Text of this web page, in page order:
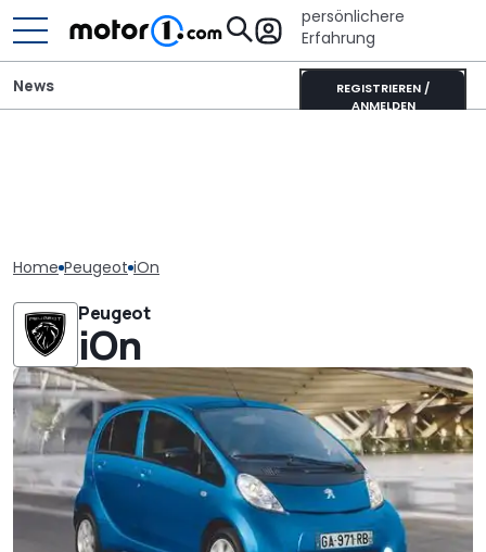
persönlichere
Erfahrung
REGISTRIEREN /
ANMELDEN
News
Home Peugeot iOn
Peugeot
iOn